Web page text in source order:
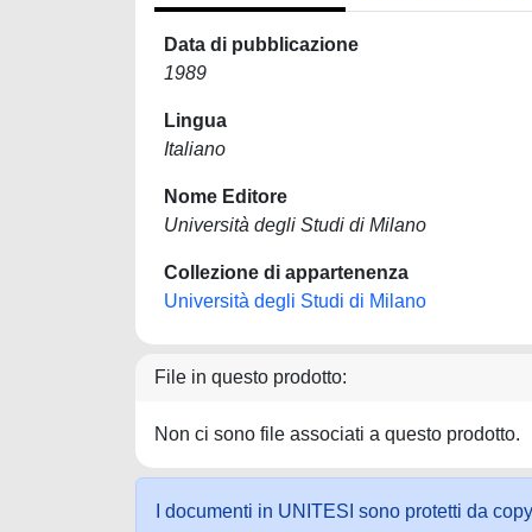
Data di pubblicazione
1989
Lingua
Italiano
Nome Editore
Università degli Studi di Milano
Collezione di appartenenza
Università degli Studi di Milano
File in questo prodotto:
Non ci sono file associati a questo prodotto.
I documenti in UNITESI sono protetti da